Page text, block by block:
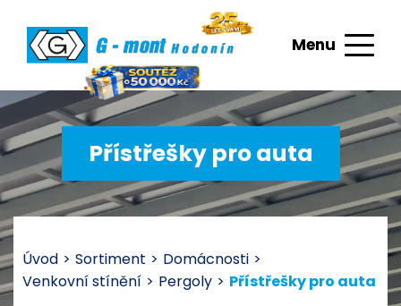
Menu
Přístřešky pro auta
Úvod > Sortiment > Domácnosti >
Venkovní stínění > Pergoly > Přístřešky pro auta